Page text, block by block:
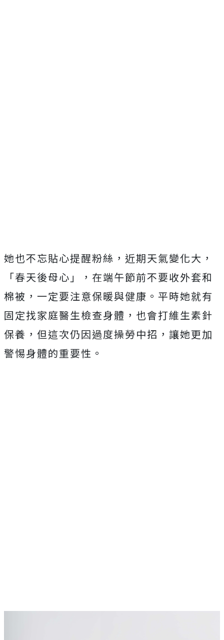
她也不忘貼心提醒粉絲，近期天氣變化大，
「春天後母心」， 在端午節前不要收外套和
棉被，一定要注意保暖與健康。 平時她就有
固定找家庭醫生檢查身體，也會打維生素針
保養， 但這次仍因過度操勞中招，讓她更加
警惕身體的重要性。